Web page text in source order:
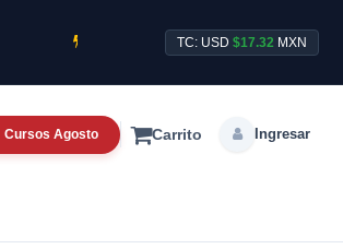
Cursos CCTV Intensivos de Agosto ya
TC: USD$17.32 MXN
Cursos Agosto Carrito Ingresar